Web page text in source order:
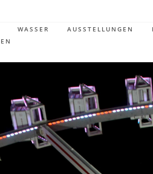
WASSER AUSSTELLUNGEN